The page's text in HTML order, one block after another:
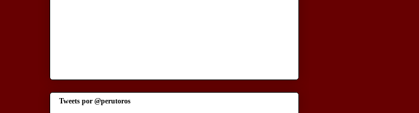
Tweets por @perutoros